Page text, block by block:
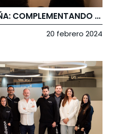
EL ARTE DE PEDRO PEÑA: COMPLEMENTANDO EL DISEÑO DE NUESTRO EXPERIENCE CENTER
20 febrero 2024